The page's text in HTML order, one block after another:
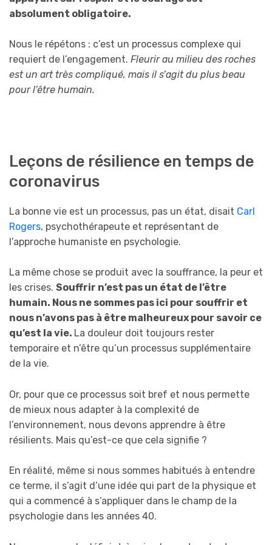
absolument obligatoire.
Nous le répétons : c’est un processus complexe qui
requiert de l’engagement. Fleurir au milieu des roches
est un art très compliqué, mais il s’agit du plus beau
pour l’être humain.
Leçons de résilience en temps de
coronavirus
La bonne vie est un processus, pas un état, disait Carl
Rogers, psychothérapeute et représentant de
l’approche humaniste en psychologie.
La même chose se produit avec la souffrance, la peur et
les crises. Souffrir n’est pas un état de l’être
humain. Nous ne sommes pas ici pour souffrir et
nous n’avons pas à être malheureux pour savoir ce
qu’est la vie. La douleur doit toujours rester
temporaire et n’être qu’un processus supplémentaire
de la vie.
Or, pour que ce processus soit bref et nous permette
de mieux nous adapter à la complexité de
l’environnement, nous devons apprendre à être
résilients. Mais qu’est-ce que cela signifie ?
En réalité, même si nous sommes habitués à entendre
ce terme, il s’agit d’une idée qui part de la physique et
qui a commencé à s’appliquer dans le champ de la
psychologie dans les années 40.